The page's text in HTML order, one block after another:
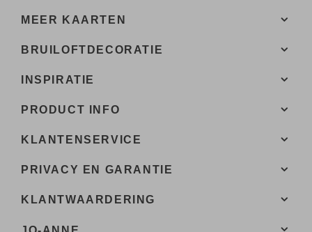
MEER KAARTEN
BRUILOFTDECORATIE
INSPIRATIE
PRODUCT INFO
KLANTENSERVICE
PRIVACY EN GARANTIE
KLANTWAARDERING